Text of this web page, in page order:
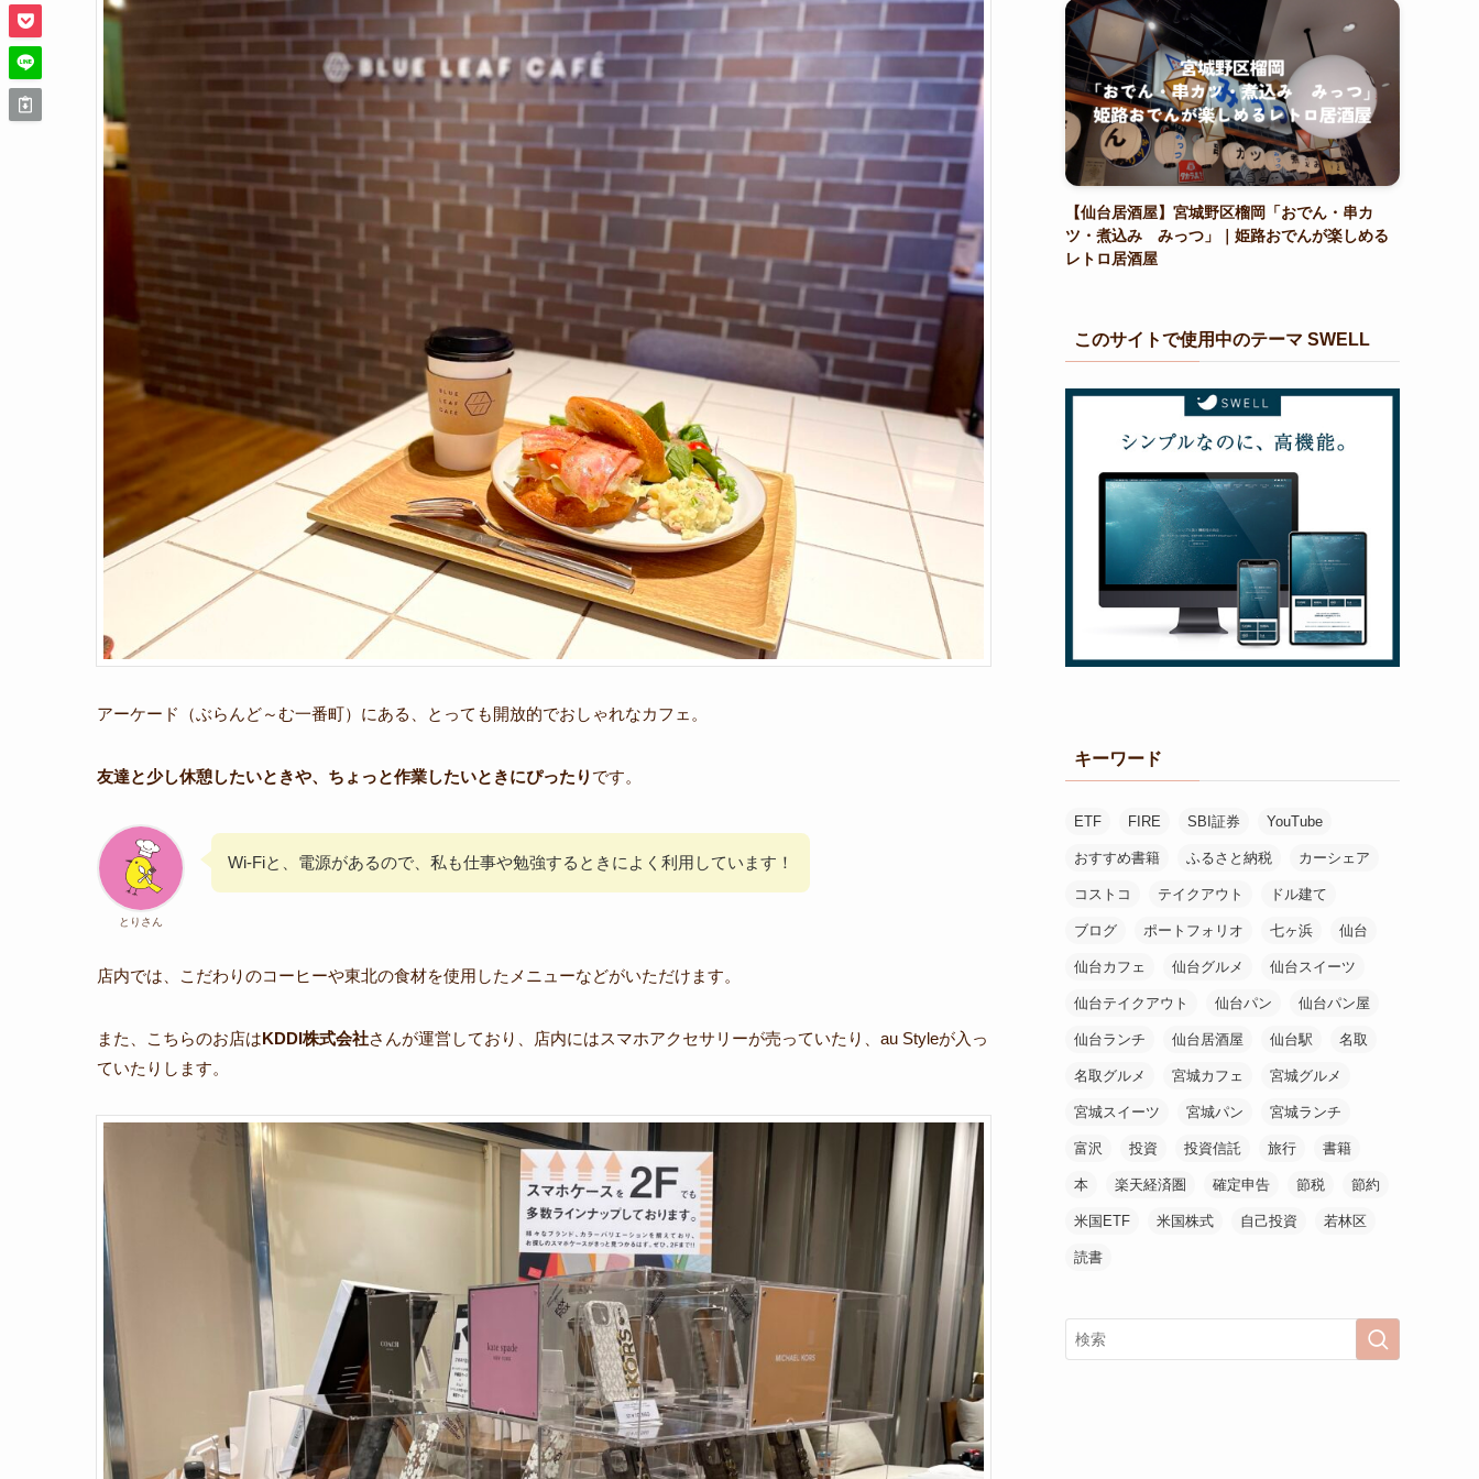
アーケード（ぶらんど～む一番町）にある、とっても開放的でおしゃれなカフェ。
友達と少し休憩したいときや、ちょっと作業したいときにぴったり です。
とりさん
Wi-Fiと、電源があるので、私も仕事や勉強するときによく利用しています！
店内では、こだわりのコーヒーや東北の食材を使用したメニューなどがいただけます。
また、こちらのお店はKDDI株式会社さんが運営しており、店内にはスマホアクセサリーが売っていたり、au Styleが入っ
ていたりします。
【仙台居酒屋】宮城野区榴岡「おでん・串カ
ツ・煮込み みっつ」｜姫路おでんが楽しめる
レトロ居酒屋
このサイトで使用中のテーマ SWELL
キーワード
ETF FIRE SBI証券 YouTube
おすすめ書籍 ふるさと納税 カーシェア
コストコ テイクアウト ドル建て
ブログ ポートフォリオ 七ヶ浜 仙台
仙台カフェ 仙台グルメ 仙台スイーツ
仙台テイクアウト 仙台パン 仙台パン屋
仙台ランチ 仙台居酒屋 仙台駅 名取
名取グルメ 宮城カフェ 宮城グルメ
宮城スイーツ 宮城パン 宮城ランチ
富沢 投資 投資信託 旅行 書籍
本 楽天経済圏 確定申告 節税 節約
米国ETF 米国株式 自己投資 若林区
読書